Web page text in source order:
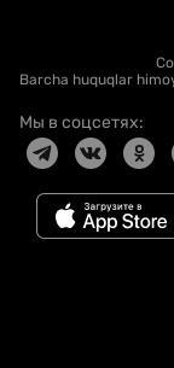
Barcha huquqlar
Мы в соцсетях: